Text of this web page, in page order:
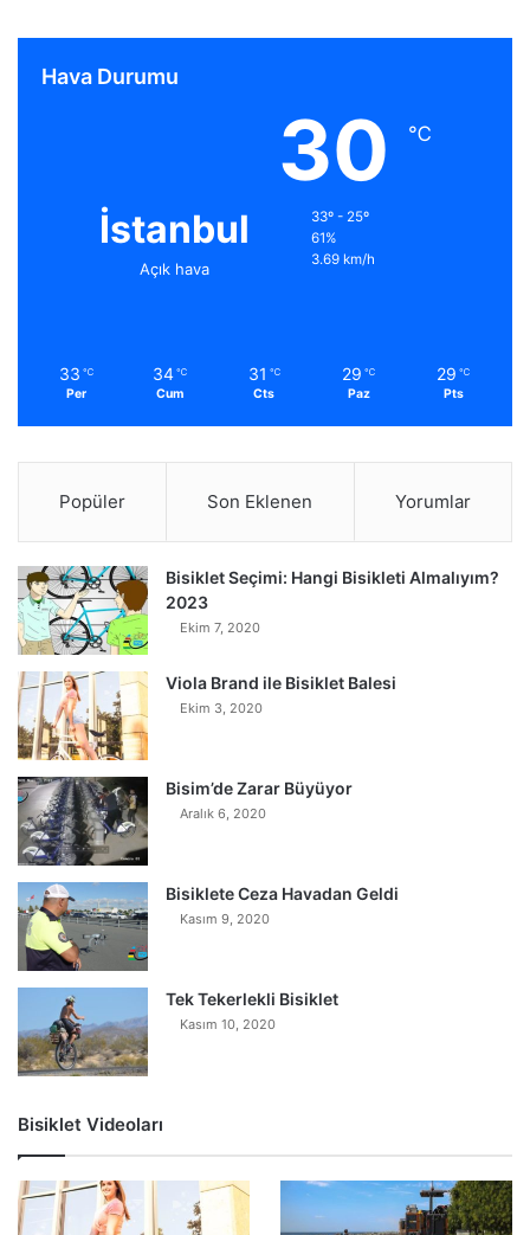
Hava Durumu
İstanbul
Açık hava
30 ℃
33º - 25º
61%
3.69 km/h
33 ℃
Per
34 ℃
Cum
31 ℃
Cts
29 ℃
Paz
29 ℃
Pts
Popüler Son Eklenen Yorumlar
Bisiklet Seçimi: Hangi Bisikleti Almalıyım?
2023
Ekim 7, 2020
Viola Brand ile Bisiklet Balesi
Ekim 3, 2020
Bisim’de Zarar Büyüyor
Aralık 6, 2020
Bisiklete Ceza Havadan Geldi
Kasım 9, 2020
Tek Tekerlekli Bisiklet
Kasım 10, 2020
Bisiklet Videoları